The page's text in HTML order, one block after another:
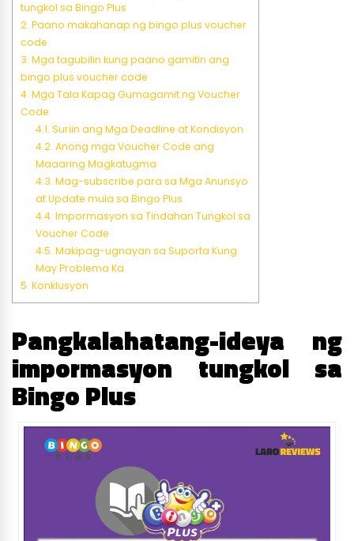
tungkol sa Bingo Plus
2. Paano makahanap ng bingo plus voucher
code
3. Mga tagubilin kung paano gamitin ang
bingo plus voucher code
4. Mga Tala Kapag Gumagamit ng Voucher
Code
4.1. Suriin ang Mga Deadline at Kondisyon
4.2. Anong mga Voucher Code ang
Maaaring Magkatugma
4.3. Mag-subscribe para sa Mga Anunsyo
at Update mula sa Bingo Plus
4.4. Impormasyon sa Tindahan Tungkol sa
Voucher Code
4.5. Makipag-ugnayan sa Suporta Kung
May Problema Ka
5. Konklusyon
Pangkalahatang-ideya ng
impormasyon tungkol sa
Bingo Plus